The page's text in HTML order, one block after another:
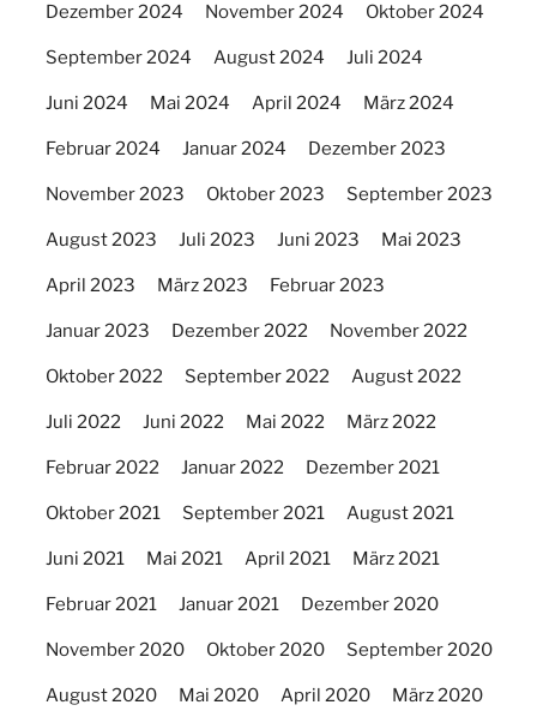
Dezember 2024 November 2024 Oktober 2024
September 2024 August 2024 Juli 2024
Juni 2024 Mai 2024 April 2024 März 2024
Februar 2024 Januar 2024 Dezember 2023
November 2023 Oktober 2023 September 2023
August 2023 Juli 2023 Juni 2023 Mai 2023
April 2023 März 2023 Februar 2023
Januar 2023 Dezember 2022 November 2022
Oktober 2022 September 2022 August 2022
Juli 2022 Juni 2022 Mai 2022 März 2022
Februar 2022 Januar 2022 Dezember 2021
Oktober 2021 September 2021 August 2021
Juni 2021 Mai 2021 April 2021 März 2021
Februar 2021 Januar 2021 Dezember 2020
November 2020 Oktober 2020 September 2020
August 2020 Mai 2020 April 2020 März 2020